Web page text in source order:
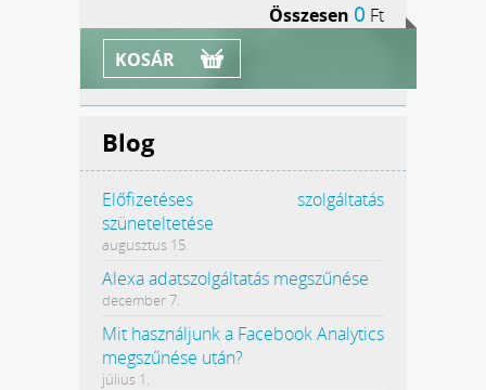
Összesen 0 Ft
KOSÁR
Blog
Előfizetéses szolgáltatás
szüneteltetése
augusztus 15.
Alexa adatszolgáltatás megszűnése
december 7.
Mit használjunk a Facebook Analytics
megszűnése után?
július 1.